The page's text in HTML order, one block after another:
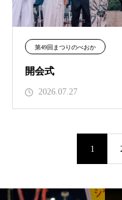
第49回まつりのべおか
開会式
2026.07.27
1